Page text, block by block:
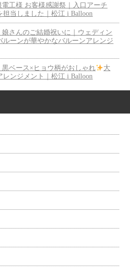
電工様 お客様感謝祭｜入口アーチ
担当しました｜松江 i Balloon
娘さんのご結婚祝いに｜ウェディン
ルーンが華やかなバルーンアレンジ
黒ベース×ヒョウ柄がおしゃれ
大
レンジメント｜松江 i Balloon